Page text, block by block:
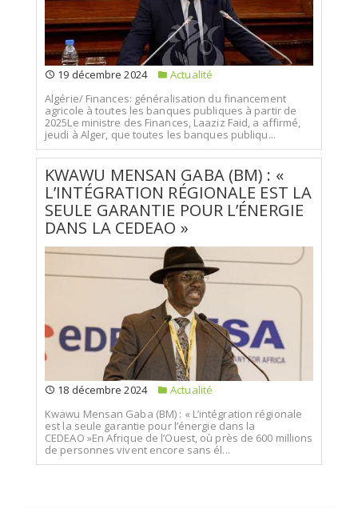
19 décembre 2024
Actualité
Algérie/ Finances: généralisation du financement
agricole à toutes les banques publiques à partir de
2025Le ministre des Finances, Laaziz Faid, a affirmé,
jeudi à Alger, que toutes les banques publiqu...
KWAWU MENSAN GABA (BM) : «
L’INTÉGRATION RÉGIONALE EST LA
SEULE GARANTIE POUR L’ÉNERGIE
DANS LA CEDEAO »
18 décembre 2024
Actualité
Kwawu Mensan Gaba (BM) : « L’intégration régionale
est la seule garantie pour l’énergie dans la
CEDEAO »En Afrique de l’Ouest, où près de 600 millions
de personnes vivent encore sans él...